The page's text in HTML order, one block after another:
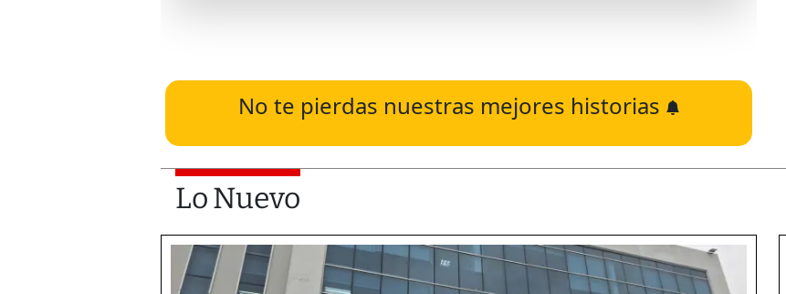
No te pierdas nuestras mejores historias
Lo Nuevo